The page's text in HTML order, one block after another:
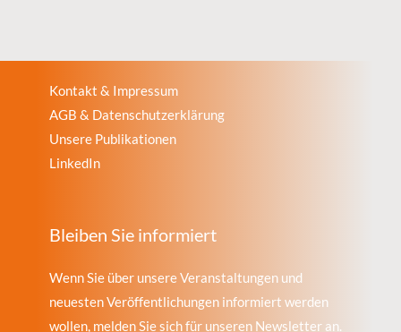
Kontakt & Impressum
AGB & Datenschutzerklärung
Unsere Publikationen
LinkedIn
Bleiben Sie informiert
Wenn Sie über unsere Veranstaltungen und
neuesten Veröffentlichungen informiert werden
wollen, melden Sie sich für unseren Newsletter an.